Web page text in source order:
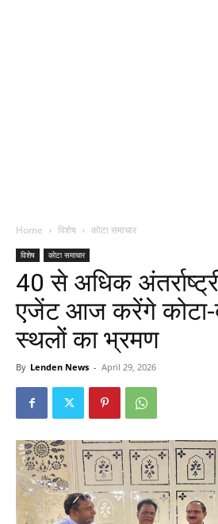
Home विशेष कोटा समाचार
विशेष कोटा समाचार
40 से अधिक
एजेंट आज करेंगे कोटा-
स्थलों का भ्रमण
By Lenden News - April 29, 2026